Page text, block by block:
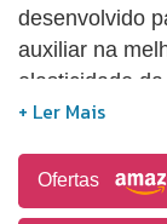
desenvolvido
auxiliar na
elasticidade
antioxidantes
radicais livres
aspecto mais
Ofertas